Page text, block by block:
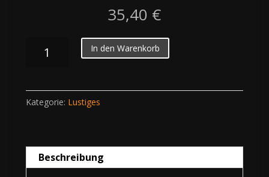
35,40 €
Menge
In den Warenkorb
Kategorie: Lustiges
Beschreibung